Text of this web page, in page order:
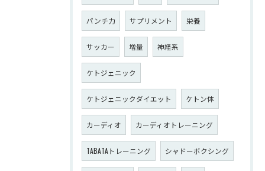
パンチ力 サプリメント 栄養
サッカー 増量 神経系
ケトジェニック
ケトジェニックダイエット ケトン体
カーディオ カーディオトレーニング
TABATAトレーニング シャドーボクシング